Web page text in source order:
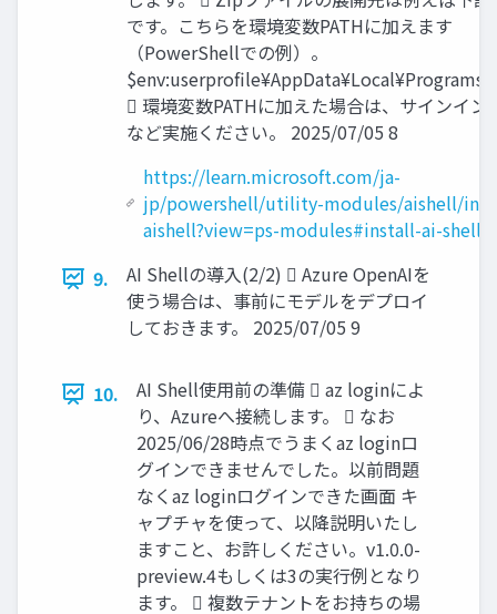
です。こちらを環境変数PATHに加えます
（PowerShellでの例）。
 環境変数PATHに加えた場合は、サインイン
など実施ください。 2025/07/05 8
https://learn.microsoft.com/ja-
jp/powershell/utility-modules/aishell/
aishell?view=ps-modules#install-ai-shell-
9.
AI Shellの導入(2/2)  Azure OpenAIを
使う場合は、事前にモデルをデプロイ
しておきます。 2025/07/05 9
10.
AI Shell使用前の準備  az loginによ
り、Azureへ接続します。  なお
2025/06/28時点でうまくaz loginロ
グインできませんでした。以前問題
なくaz loginログインできた画面 キ
ャプチャを使って、以降説明いたし
ますこと、お許しください。v1.0.0-
preview.4もしくは3の実行例となり
ます。  複数テナントをお持ちの場